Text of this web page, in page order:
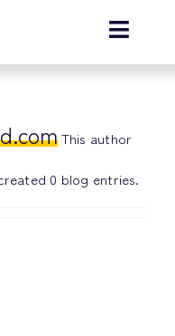
Toggle
This author
0 blog entries.